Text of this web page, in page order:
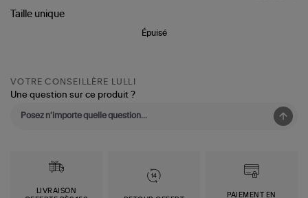
Noir
Taille unique
Épuisé
VOTRE CONSEILLÈRE LULLI
Une question sur ce produit ?
LIVRAISON
PAIEMENT EN